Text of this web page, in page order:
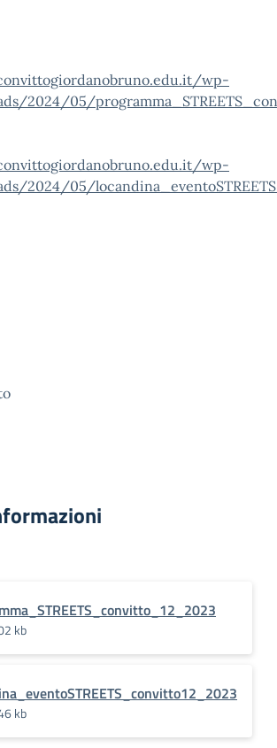
wp-
2024/05/
wp-
2024/05/
kb
kb